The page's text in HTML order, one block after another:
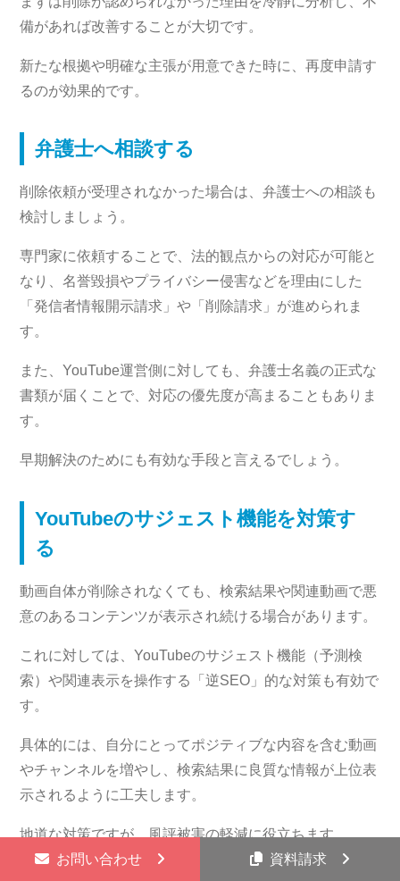
備があれば改善することが大切です。
新たな根拠や明確な主張が用意できた時に、再度申請す
るのが効果的です。
弁護士へ相談する
削除依頼が受理されなかった場合は、弁護士への相談も
検討しましょう。
専門家に依頼することで、法的観点からの対応が可能と
なり、名誉毀損やプライバシー侵害などを理由にした
「発信者情報開示請求」や「削除請求」が進められま
す。
また、YouTube運営側に対しても、弁護士名義の正式な
書類が届くことで、対応の優先度が高まることもありま
す。
早期解決のためにも有効な手段と言えるでしょう。
YouTubeのサジェスト機能を対策す
る
動画自体が削除されなくても、検索結果や関連動画で悪
意のあるコンテンツが表示され続ける場合があります。
これに対しては、YouTubeのサジェスト機能（予測検
索）や関連表示を操作する「逆SEO」的な対策も有効で
す。
具体的には、自分にとってポジティブな内容を含む動画
やチャンネルを増やし、検索結果に良質な情報が上位表
示されるように工夫します。
地道な対策ですが、風評被害の軽減に役立ちます。
お問い合わせ
資料請求